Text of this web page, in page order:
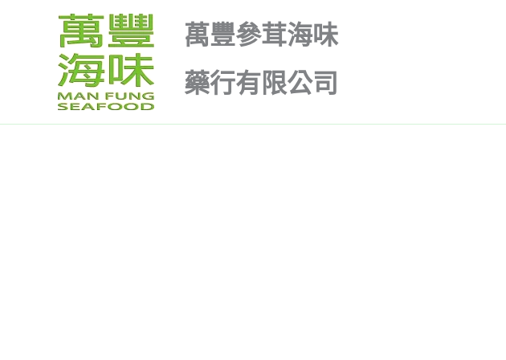
容
萬豐參茸海味
藥行有限公司
原
始
價
格：
$780.00。
前
格：
$550.00。